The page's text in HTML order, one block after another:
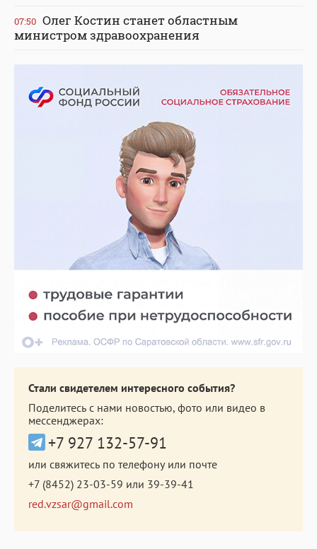
07:50 Олег Костин станет областным
министром здравоохранения
Стали свидетелем интересного события?
Поделитесь с нами новостью, фото или видео в
мессенджерах:
+7 927 132-57-91
или свяжитесь по телефону или почте
+7 (8452) 23-03-59 или 39-39-41
red.vzsar@gmail.com